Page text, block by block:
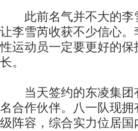
此前名气并不大的李
让李雪芮收获不少信心
性运动员一定要更好的
长。
当天签约的东凌集团
名合作伙伴。八一队现
级阵容，综合实力位居